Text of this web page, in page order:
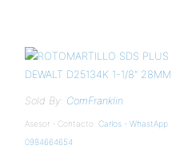
Sold By: ComFranklin
Asesor - Contacto: Carlos - WhastApp
0984664654